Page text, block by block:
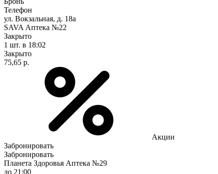
Телефон
ул. Вокзальная, д. 18а
SAVA Аптека №22
Закрыто
1 шт. в 18:02
Закрыто
75,65 р.
Акции
Забронировать
Забронировать
Планета Здоровья Аптека №29
до 21:00